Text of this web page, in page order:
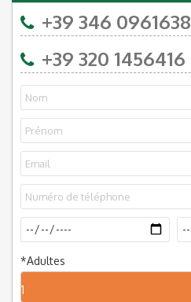
+39 346 0961638
+39 320 1456416
*Adultes
1